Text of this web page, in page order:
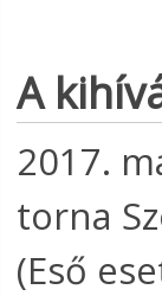
A
2017.
torna
(Eső